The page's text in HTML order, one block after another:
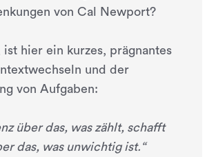
von Cal Newport?
ist hier ein kurzes, prägnantes
und der
von Aufgaben:
über das, was zählt, schafft
das, was unwichtig ist.“